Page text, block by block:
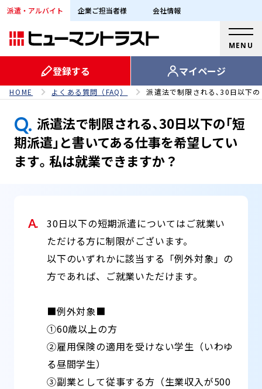
派遣・アルバイト 企業ご担当者様 会社情報
MENU
登録する マイページ
HOME よくある質問（FAQ） 派遣法で制限される､30日以下
Q. 派遣法で制限される､30日以下の｢短
期派遣｣と書いてある仕事を希望してい
ます｡ 私は就業できますか？
A.
30日以下の短期派遣についてはご就業い
ただける方に制限がございます。
以下のいずれかに該当する「例外対象」の
方であれば、ご就業いただけます。
■例外対象■
①60歳以上の方
②雇用保険の適用を受けない学生（いわゆ
る昼間学生）
③副業として従事する方（生業収入が500